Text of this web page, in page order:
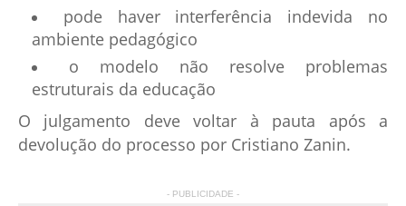
pode haver interferência indevida no
ambiente pedagógico
o modelo não resolve problemas
estruturais da educação
O julgamento deve voltar à pauta após a
devolução do processo por Cristiano Zanin.
- PUBLICIDADE -